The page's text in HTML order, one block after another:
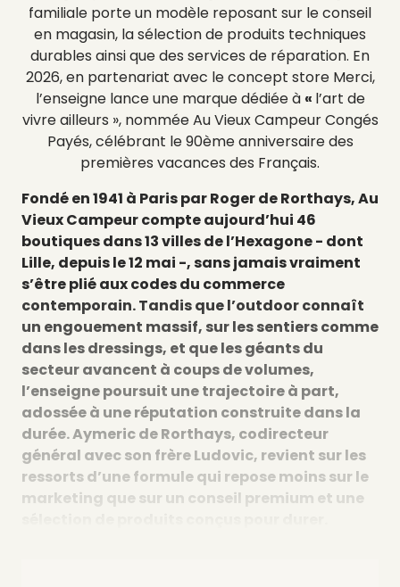
familiale porte un modèle reposant sur le conseil
en magasin, la sélection de produits techniques
durables ainsi que des services de réparation. En
2026, en partenariat avec le concept store Merci,
l’enseigne lance une marque dédiée à « l’art de
vivre ailleurs », nommée Au Vieux Campeur Congés
Payés, célébrant le 90ème anniversaire des
premières vacances des Français.
Fondé en 1941 à Paris par Roger de Rorthays, Au
Vieux Campeur compte aujourd’hui 46
boutiques dans 13 villes de l’Hexagone - dont
Lille, depuis le 12 mai -, sans jamais vraiment
s’être plié aux codes du commerce
contemporain. Tandis que l’outdoor connaît
un engouement massif, sur les sentiers comme
dans les dressings, et que les géants du
secteur avancent à coups de volumes,
l’enseigne poursuit une trajectoire à part,
adossée à une réputation construite dans la
durée. Aymeric de Rorthays, codirecteur
général avec son frère Ludovic, revient sur les
ressorts d’une formule qui repose moins sur le
marketing que sur un conseil premium et une